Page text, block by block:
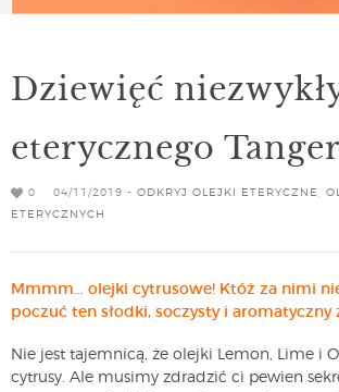
Dziewięć
eterycznego
0 04/11/2019 - ODKRYJ OLEJKI ETERYCZNE
ETERYCZNYCH
Mmmm… olejki cytrusowe! Któż za nimi
poczuć ten słodki, soczysty i aromatyczny
Nie jest tajemnicą, że olejki Lemon, Lime i
cytrusy. Ale musimy zdradzić ci pewien